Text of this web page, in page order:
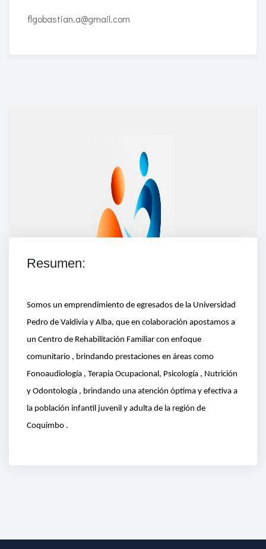
flgobastian.a@gmail.com
Resumen:
Somos un emprendimiento de egresados de la Universidad
Pedro de Valdivia y Alba, que en colaboración apostamos a
un Centro de Rehabilitación Familiar con enfoque
comunitario , brindando prestaciones en áreas como
Fonoaudiología , Terapia Ocupacional, Psicología , Nutrición
y Odontología , brindando una atención óptima y efectiva a
la población infantil juvenil y adulta de la región de
Coquimbo .